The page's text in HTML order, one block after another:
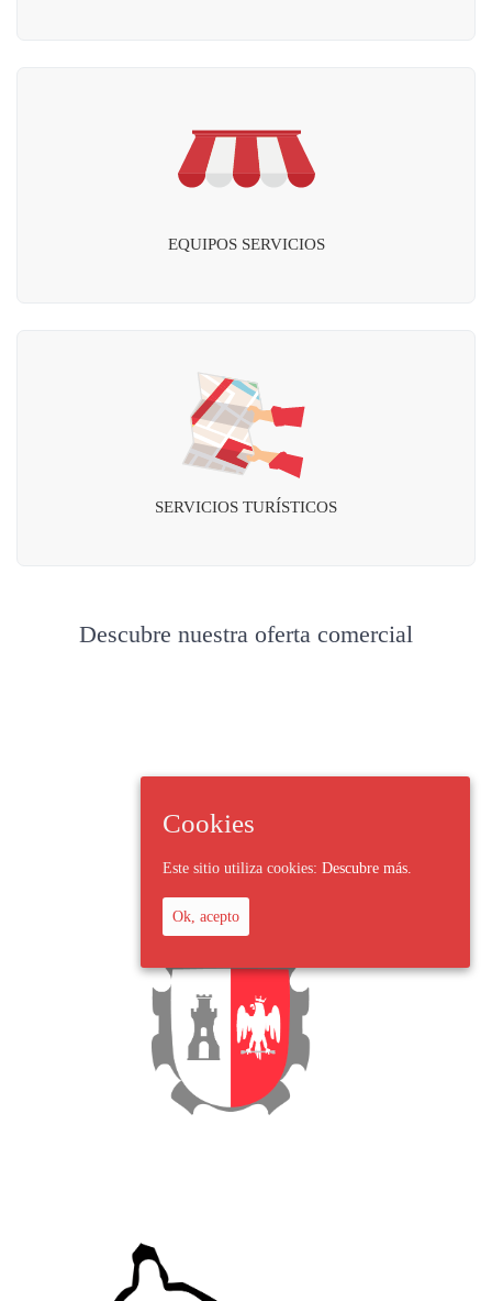
EQUIPOS SERVICIOS
SERVICIOS TURÍSTICOS
Descubre nuestra oferta comercial
Cookies
Este sitio utiliza cookies: Descubre más.
Ok, acepto